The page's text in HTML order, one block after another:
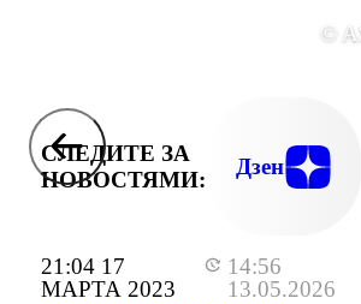
21:04 17
МАРТА 2023
14:56
13.05.2026
©
СЛЕДИТЕ ЗА
НОВОСТЯМИ:
Дзен